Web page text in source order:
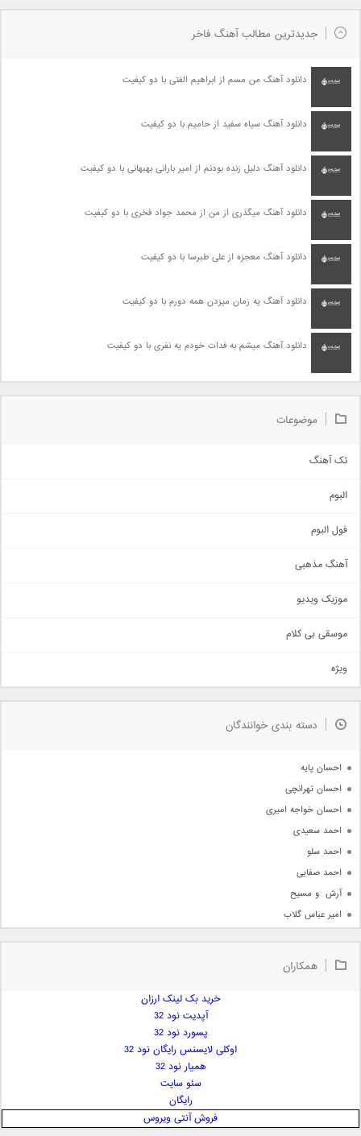
جدیدترین مطالب آهنگ فاخر
دانلود آهنگ من مسم از ابراهیم الفتی با دو کیفیت
دانلود آهنگ سیاه سفید از حامیم با دو کیفیت
دانلود آهنگ دلیل زنده بودنم از امیر بارانی بهبهانی با دو کیفیت
دانلود آهنگ میگذری از من از محمد جواد فخری با دو کیفیت
دانلود آهنگ معجزه از علی طبرسا با دو کیفیت
دانلود آهنگ یه زمان میزدن همه دورم با دو کیفیت
دانلود آهنگ میشم به فدات خودم یه نفری با دو کیفیت
موضوعات
تک آهنگ
اجتماعی
حماسی
سنتی
اهنگ بندرعباسی
دمو
مذهبی
جدیدترین ها
البوم
فول البوم
آهنگ مذهبی
موزیک ویدیو
موسقی بی کلام
ویژه
دسته بندی خوانندگان
احسان پایه
احسان تهرانچی
احسان خواجه امیری
احمد سعیدی
احمد سلو
احمد صفایی
آرش  و مسیح
امیر عباس گلاب
امیر علی
ایمان غلامی
همکاران
خرید بک لینک ارزان
آپدیت نود 32
پسورد نود 32
اوکلی لایسنس رایگان نود 32
همیار نود 32
سئو سایت
رایگان
فروش آنتی ویروس